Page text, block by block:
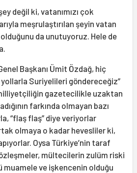
değil ki, vatanımızı çok
meşrulaştırılan şeyin vatan
olduğunu da unutuyoruz. Hele de
Başkanı Ümit Özdağ, hiç
Suriyelileri göndereceğiz”
gazetecilikle uzaktan
farkında olmayan bazı
“flaş flaş” diye veriyorlar
olmaya o kadar hevesliler ki,
Oysa Türkiye’nin taraf
mültecilerin zulüm riski
muamele ve işkencenin olduğu